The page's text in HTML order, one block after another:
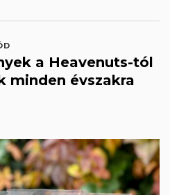
a Heavenuts-tól
minden évszakra